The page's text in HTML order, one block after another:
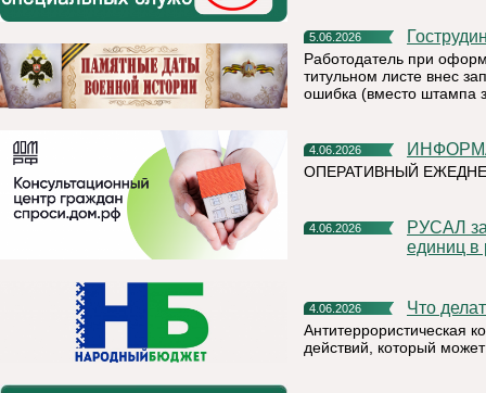
5.06.2026
Работодатель при
титульном листе внес
ошибка (вместо штампа
4.06.2026
ОПЕРАТИВНЫЙ
4.06.2026
РУСАЛ заключил крупнейшую сделку по продаже углеродных
единиц в
4.06.2026 Что
Антитеррористическая
действий, который